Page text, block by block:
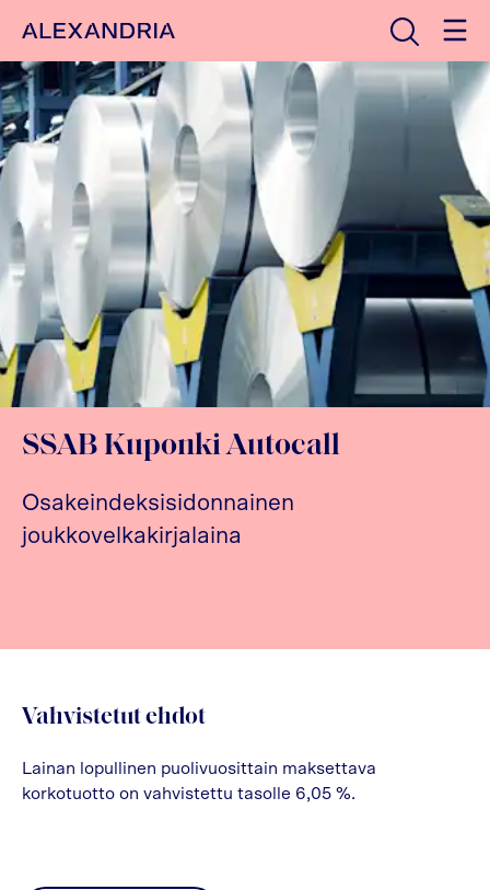
Etusivulle Avaa haku
SSAB Kuponki Autocall
Osakeindeksisidonnainen
joukkovelkakirjalaina
Vahvistetut ehdot
Lainan lopullinen puolivuosittain maksettava
korkotuotto on vahvistettu tasolle 6,05 %.